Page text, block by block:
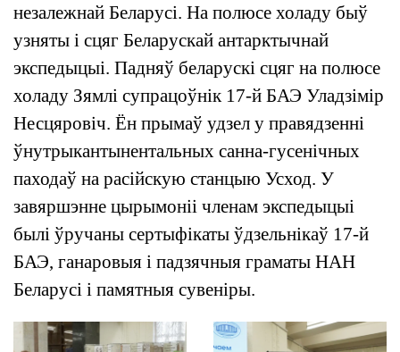
незалежнай Беларусі. На полюсе холаду быў
узняты і сцяг Беларускай антарктычнай
экспедыцыі. Падняў беларускі сцяг на полюсе
холаду Зямлі супрацоўнік 17-й БАЭ Уладзімір
Несцяровіч. Ён прымаў удзел у правядзенні
ўнутрыкантынентальных санна-гусенічных
паходаў на расійскую станцыю Усход. У
завяршэнне цырымоніі членам экспедыцыі
былі ўручаны сертыфікаты ўдзельнікаў 17-й
БАЭ, ганаровыя і падзячныя граматы НАН
Беларусі і памятныя сувеніры.